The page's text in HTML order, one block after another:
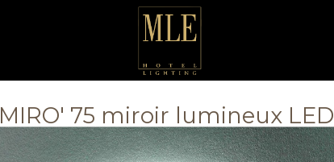
MIRO' 75 miroir lumineux LED